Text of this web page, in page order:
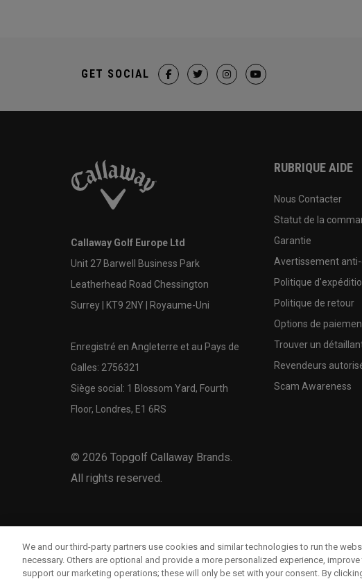
GET SOCIAL
Callaway Golf Europe Ltd
Unit 27 Barwell Business Park
Leatherhead Road Chessington
Surrey | KT9 2NY | Royaume-Uni
Enregistré en Angleterre et au Pays de
Galles: 2756321
Siège social: 1 Blossom Yard, Fourth
Floor, Londres, E1 6RS
© 2026 Topgolf Callaway Brands.
All rights reserved.
RUBRIQUE AIDE
Nous Contacter
Statut de la
Garantie
Avertissement
Politique
Politique de retour
Options de
Trouver un
Revendeurs
Scam Awareness
We and our third-party partners use cookies and similar technologies to run the
necessary. Others are optional and provide a more personalized experience,
support our marketing operations; these will only be set with your consent. By